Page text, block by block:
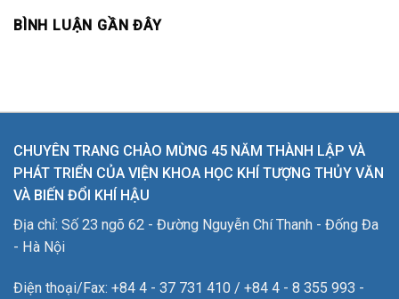
BÌNH LUẬN GẦN ĐÂY
CHUYÊN TRANG CHÀO MỪNG 45 NĂM THÀNH LẬP VÀ
PHÁT TRIỂN CỦA VIỆN KHOA HỌC KHÍ TƯỢNG THỦY VĂN
VÀ BIẾN ĐỔI KHÍ HẬU
Địa chỉ: Số 23 ngõ 62 - Đường Nguyễn Chí Thanh - Đống Đa
- Hà Nội
Điện thoại/Fax: +84 4 - 37 731 410 / +84 4 - 8 355 993 -